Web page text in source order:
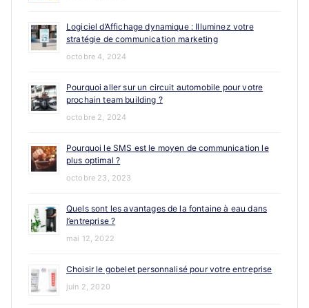
Logiciel d’Affichage dynamique : Illuminez votre
stratégie de communication marketing
octobre 4, 2024
Pourquoi aller sur un circuit automobile pour votre
prochain team building ?
octobre 2, 2024
Pourquoi le SMS est le moyen de communication le
plus optimal ?
octobre 23, 2023
Quels sont les avantages de la fontaine à eau dans
l’entreprise ?
mai 12, 2022
Choisir le gobelet personnalisé pour votre entreprise
juin 2, 2020